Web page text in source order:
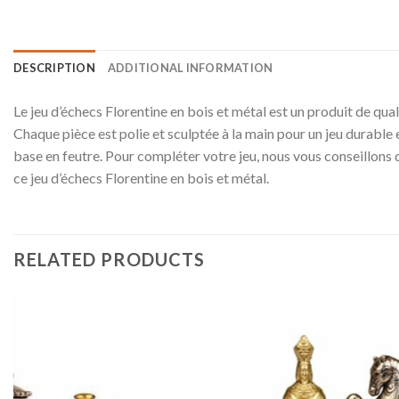
DESCRIPTION ADDITIONAL INFORMATION
Le jeu d’échecs Florentine en bois et métal est un produit de
Chaque pièce est polie et sculptée à la main pour un jeu
base en feutre. Pour compléter votre jeu, nous vous
ce jeu d’échecs Florentine en bois et métal.
RELATED PRODUCTS